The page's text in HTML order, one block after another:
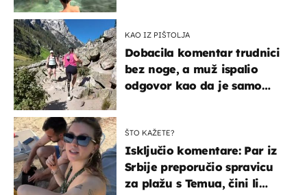
KAO IZ PIŠTOLJA
Dobacila komentar trudnici
bez noge, a muž ispalio
odgovor kao da je samo
ŠTO KAŽETE?
Isključio komentare: Par iz
Srbije preporučio spravicu
za plažu s Temua, čini li